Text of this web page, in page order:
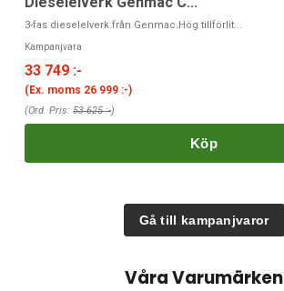
3-fas dieselelverk från Genmac.Hög tillförlit...
Kampanjvara
33 749 :-
(Ex. moms 26 999 :-)
(Ord. Pris: 53 625 :-)
Köp
Gå till kampanjvaror
Våra Varumärken